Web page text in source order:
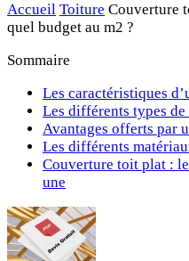
Accueil Toiture Couverture
quel budget au m2 ?
Sommaire
Les caractéristiques
Les différents types
Avantages offerts par
Les différents
Couverture toit plat :
une